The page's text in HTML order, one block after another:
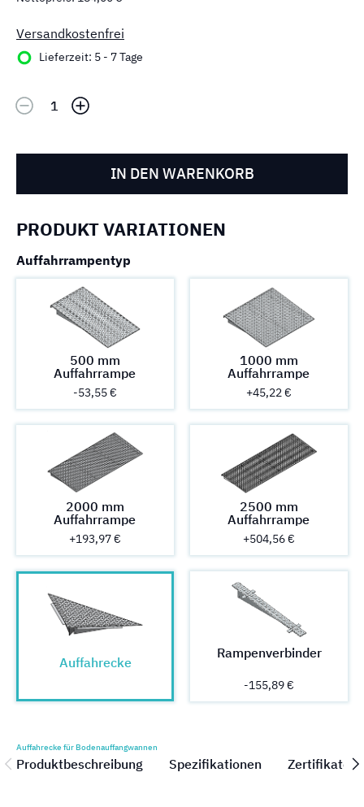
Versandkostenfrei
Lieferzeit: 5 - 7 Tage
IN DEN WARENKORB
PRODUKT VARIATIONEN
Auffahrrampentyp
500 mm
Auffahrrampe
-53,55 €
1000 mm
Auffahrrampe
+45,22 €
2000 mm
Auffahrrampe
+193,97 €
2500 mm
Auffahrrampe
+504,56 €
Auffahrecke
Rampenverbinder
-155,89 €
Auffahrecke für Bodenauffangwannen
Produktbeschreibung Spezifikationen Zertifikate